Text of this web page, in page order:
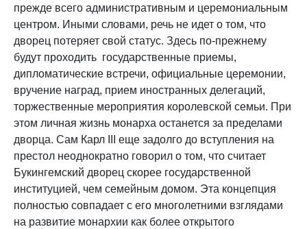
прежде всего административным и церемониальным
центром. Иными словами, речь не идет о том, что
дворец потеряет свой статус. Здесь по-прежнему
будут проходить государственные приемы,
дипломатические встречи, официальные церемонии,
вручение наград, прием иностранных делегаций,
торжественные мероприятия королевской семьи. При
этом личная жизнь монарха останется за пределами
дворца. Сам Карл III еще задолго до вступления на
престол неоднократно говорил о том, что считает
Букингемский дворец скорее государственной
институцией, чем семейным домом. Эта концепция
полностью совпадает с его многолетними взглядами
на развитие монархии как более открытого